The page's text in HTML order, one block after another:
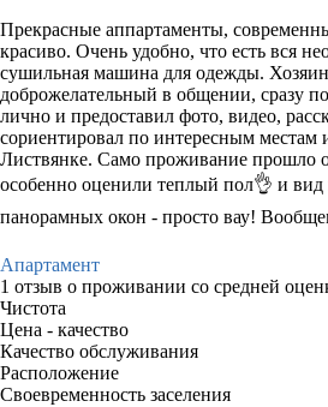
Прекрасные аппартаменты,
красиво. Очень удобно, что есть вся
сушильная машина для одежды.
доброжелательный в общении, сразу
лично и предоставил фото, видео,
сориентировал по интересным местам
Листвянке. Само проживание прошло
особенно оценили теплый пол👌 и вид
панорамных окон - просто вау!
Апартамент
1 отзыв о проживании со средней
Чистота
Цена - качество
Качество обслуживания
Расположение
Своевременность заселения